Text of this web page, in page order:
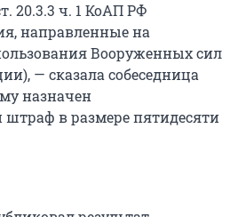
20.3.3 ч. 1 КоАП РФ
направленные на
Вооруженных сил
— сказала собеседница
назначен
в размере пятидесяти